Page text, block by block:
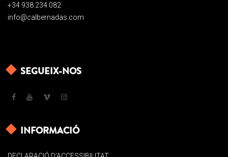
+34 938 234 082
info@calbernadas.com
SEGUEIX-NOS
INFORMACIÓ